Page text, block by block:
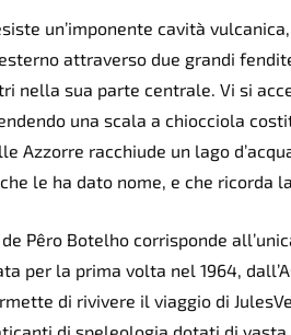
un’imponente cavità
attraverso due grandi
nella sua parte centrale. Vi si
una scala a chiocciola
Azzorre racchiude un lago
le ha dato nome, e che ricorda
Pêro Botelho corrisponde
per la prima volta nel 1964,
di rivivere il viaggio di